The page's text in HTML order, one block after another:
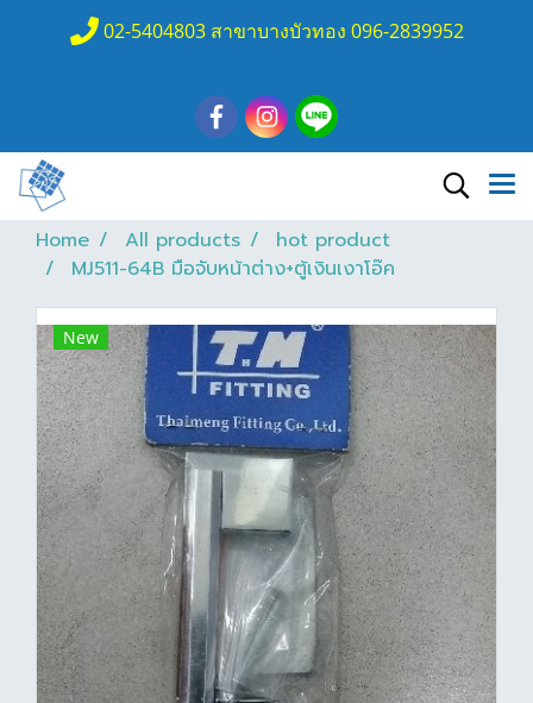
02-5404803 สาขาบางบัวทอง 096-2839952
Home All products
hot product
MJ511-64B มือจับหน้าต่าง+ตู้เงินเงาโอ๊ค
New